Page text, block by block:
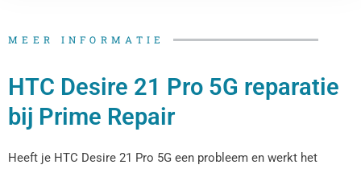
MEER INFORMATIE
HTC Desire 21 Pro 5G reparatie
bij Prime Repair
Heeft je HTC Desire 21 Pro 5G een probleem en werkt het